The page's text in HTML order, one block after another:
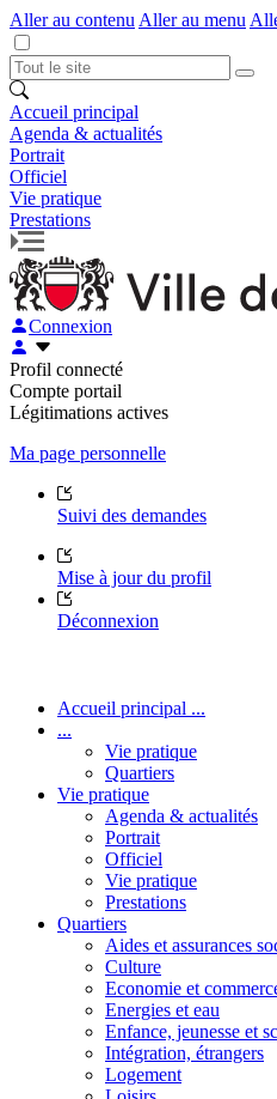
Aller au contenu Aller au menu
Accueil principal
Agenda & actualités
Portrait
Officiel
Vie pratique
Prestations
Connexion
Profil connecté
Compte portail
Légitimations actives
Ma page personnelle
Suivi des demandes
Mise à jour du profil
Déconnexion
Accueil principal ...
...
Vie pratique
Quartiers
Vie pratique
Agenda & actualités
Portrait
Officiel
Vie pratique
Prestations
Quartiers
Aides et assurances
Culture
Economie et
Energies et eau
Enfance, jeunesse et
Intégration, étrangers
Logement